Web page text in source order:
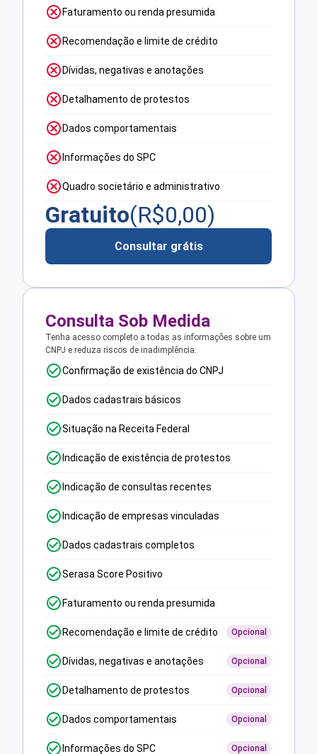
Faturamento ou renda presumida
Recomendação e limite de crédito
Dívidas, negativas e anotações
Detalhamento de protestos
Dados comportamentais
Informações do SPC
Quadro societário e administrativo
Gratuito(R$0,00)
Consultar grátis
Consulta Sob Medida
Tenha acesso completo a todas as informações sobre um
CNPJ e reduza riscos de inadimplência.
Confirmação de existência do CNPJ
Dados cadastrais básicos
Situação na Receita Federal
Indicação de existência de protestos
Indicação de consultas recentes
Indicação de empresas vinculadas
Dados cadastrais completos
Serasa Score Positivo
Faturamento ou renda presumida
Recomendação e limite de crédito Opcional
Dívidas, negativas e anotações Opcional
Detalhamento de protestos Opcional
Dados comportamentais Opcional
Informações do SPC Opcional